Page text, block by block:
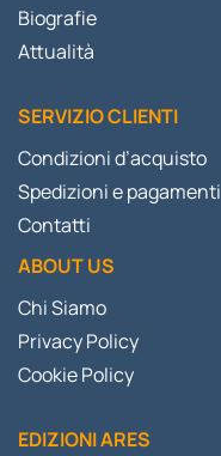
Biografie
Attualità
SERVIZIO CLIENTI
Condizioni d’acquisto
Spedizioni e pagamenti
Contatti
ABOUT US
Chi Siamo
Privacy Policy
Cookie Policy
EDIZIONI ARES